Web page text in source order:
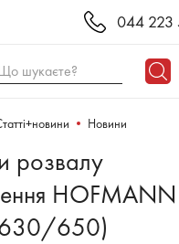
044 223
шукаєте?
Новини
розвалу
HOFMANN
630/650)